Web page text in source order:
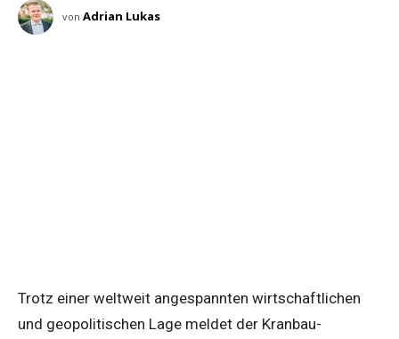
von Adrian Lukas
Trotz einer weltweit angespannten wirtschaftlichen
und geopolitischen Lage meldet der Kranbau-